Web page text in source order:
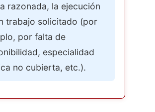
razonada, la ejecución
trabajo solicitado (por
por falta de
especialidad
no cubierta, etc.).